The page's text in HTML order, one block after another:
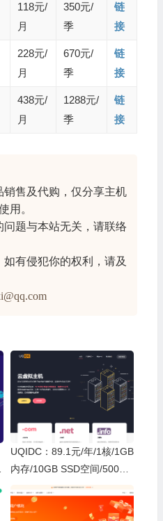
118元/
月
350元/
季
链
接
228元/
月
670元/
季
链
接
438元/
月
1288元/
季
链
接
销售及代购，仅分享主机
用。
题与本站无关，请联络
有侵犯你的权利，请及
UQIDC：89.1元/年/1核/1GB
内存/10GB SSD空间/500GB
流量/1Gbps端口/KVM/香港/
国际线路，接入GSL、支持A